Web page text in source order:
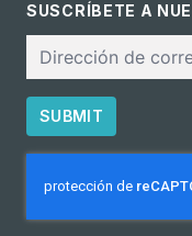
SUSCRÍBETE A
electrónico
SUBMIT